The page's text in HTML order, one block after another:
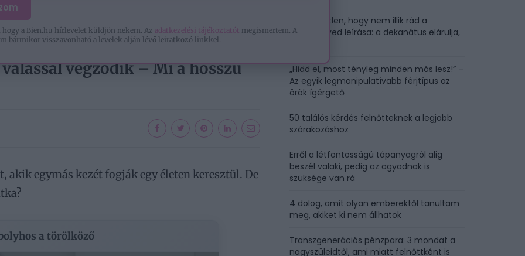
VÁLÁSSAL...
végződik – Mi a hosszú
akik egymás kezét fogják egy életen keresztül. De
a törölköző
Nem véletlen, hogy nem illik rád a
csillagjegyed leírása: a dekanátus elárulja,
„Hidd el, most tényleg minden más lesz!” –
Az egyik legmanipulatívabb férjtípus az
örök ígérgető
50 találós kérdés felnőtteknek a legjobb
szórakozáshoz
Erről a létfontosságú tápanyagról alig
beszél valaki, pedig az agyadnak is
szüksége van rá
4 dolog, amit olyan emberektől tanultam
meg, akiket ki nem állhatok
Transzgenerációs pénzpara: 3 mondat a
nagyszüleidtől, ami miatt felnőttként is
a Bien.hu hírlevelet küldjön nekem. Az adatkezelési tájékoztatót megismertem. A
bármikor visszavonható a levelek alján lévő leiratkozó linkkel.